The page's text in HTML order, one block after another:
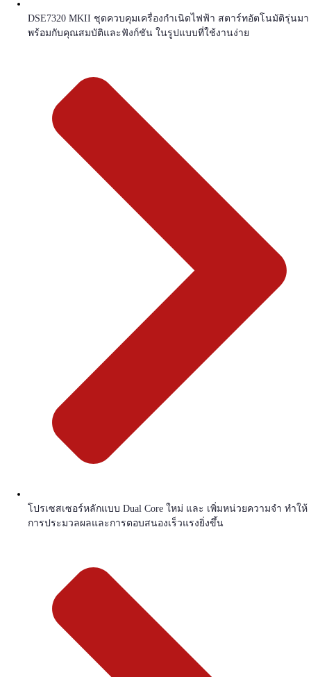
DSE7320 MKII ชุดควบคุมเครื่องกำเนิดไฟฟ้า สตาร์ทอัตโนมัติรุ่นมา
พร้อมกับคุณสมบัติและฟังก์ชัน ในรูปแบบที่ใช้งานง่าย
โปรเซสเซอร์หลักแบบ Dual Core ใหม่ และ เพิ่มหน่วยความจำ ทำให้
การประมวลผลและการตอบสนองเร็วแรงยิ่งขึ้น